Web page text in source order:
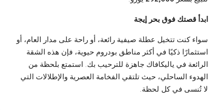
ابدأ قصتك فوق بحر إيجة
سواء كنت تتخيل عطلة صيفية رائعة، أو راحة على مدار العام، أو
استثمارًا ذكيًا في أكثر مناطق بودروم حيوية، فإن هذه الشقة
الرائعة في ياليكافاك جاهزة للترحيب بك. استمتع بلحظة من
الهدوء الساحلي، حيث تلتقي الفخامة العصرية والإطلالات التي
لا تُنسى في كل لحظة.